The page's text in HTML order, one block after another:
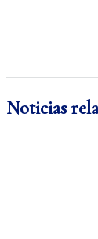
Noticias